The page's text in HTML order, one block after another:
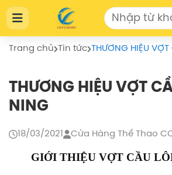
Cửa Hàng Thể Thao COVISPORT
Cửa Hàng Thể Thao COVISPORT
0772155559
https://covisport.com/
Trang chủ Tin tức THƯƠNG HIỆU
THƯƠNG HIỆU VỢT
NING
18/03/2021 Cửa Hàng Thể Thao
GIỚI THIỆU VỢT CẦU